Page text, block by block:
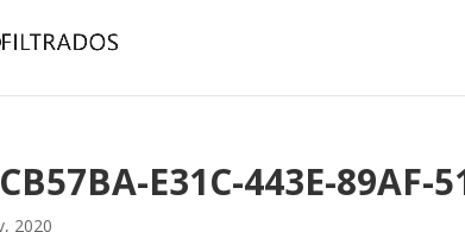
E31C-443E-89AF-
2020